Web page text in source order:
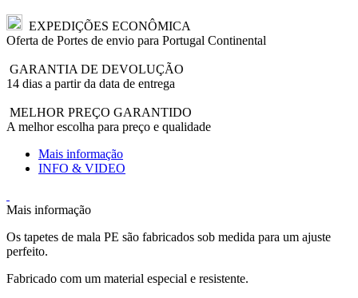
EXPEDIÇÕES ECONÔMICA
Oferta de Portes de envio para Portugal Continental
GARANTIA DE DEVOLUÇÃO
14 dias a partir da data de entrega
MELHOR PREÇO GARANTIDO
A melhor escolha para preço e qualidade
Mais informação
INFO & VIDEO
Mais informação
Os tapetes de mala PE são fabricados sob medida para um ajuste
perfeito.
Fabricado com um material especial e resistente.